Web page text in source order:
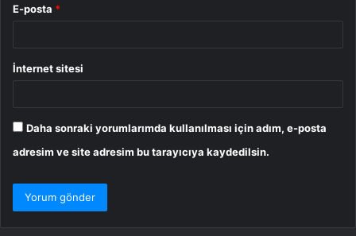
E-posta *
İnternet sitesi
Daha sonraki yorumlarımda kullanılması için adım, e-posta
adresim ve site adresim bu tarayıcıya kaydedilsin.